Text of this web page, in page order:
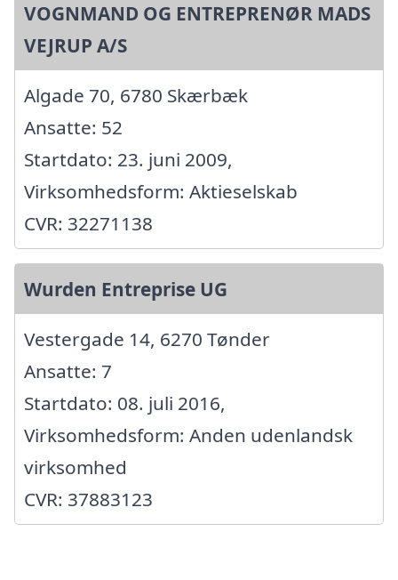
VOGNMAND OG ENTREPRENØR MADS
VEJRUP A/S
Algade 70, 6780 Skærbæk
Ansatte: 52
Startdato: 23. juni 2009,
Virksomhedsform: Aktieselskab
CVR: 32271138
Wurden Entreprise UG
Vestergade 14, 6270 Tønder
Ansatte: 7
Startdato: 08. juli 2016,
Virksomhedsform: Anden udenlandsk
virksomhed
CVR: 37883123